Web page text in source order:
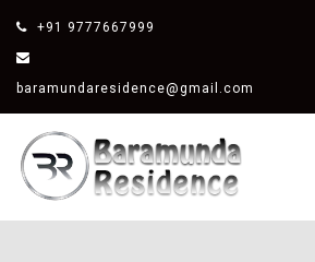
+91 9777667999
baramundaresidence@gmail.com